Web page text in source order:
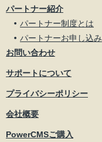
パートナー紹介
パートナー制度とは
パートナーお申し込み
お問い合わせ
サポートについて
プライバシーポリシー
会社概要
PowerCMSご購入